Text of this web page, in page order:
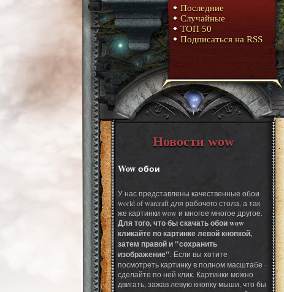
Последние
Случайные
ТОП 50
Подписаться на RSS
Новости wow
Wow обои
У нас представлены качественные обои
world of warcraft для рабочего стола, а так
же картинки wow и многое многое другое.
Для того, что бы скачать обои wow
кликайте по картинке левой кнопкой,
затем правой и "сохранить
изображение". Если вы хотите
посмотреть картинку в полном масштабе -
сделайте по ней клик. Картинки можно
двигать, зажав левую кнопку мыши, что бы